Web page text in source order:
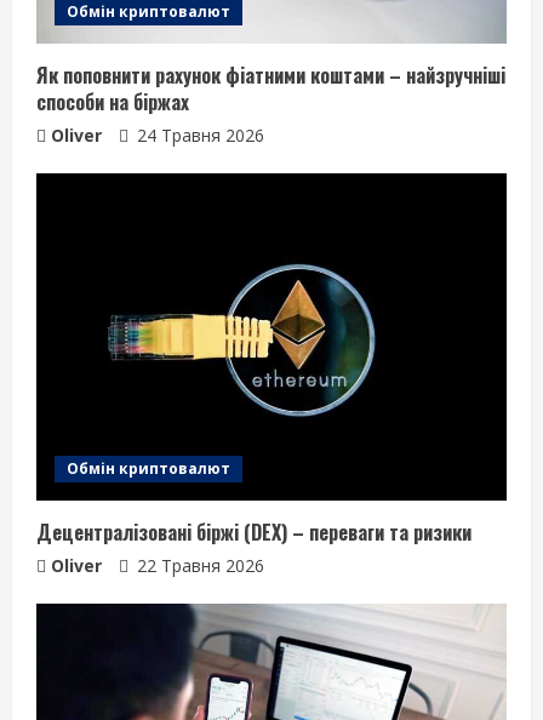
Обмін криптовалют
Як поповнити рахунок фіатними коштами – найзручніші
способи на біржах
Oliver 24 Травня 2026
Обмін криптовалют
Децентралізовані біржі (DEX) – переваги та ризики
Oliver 22 Травня 2026